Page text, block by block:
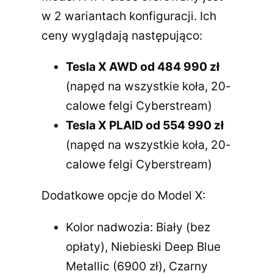
w 2 wariantach konfiguracji. Ich
ceny wyglądają następująco:
Tesla X AWD od 484 990 zł
(napęd na wszystkie koła, 20-
calowe felgi Cyberstream)
Tesla X PLAID od 554 990 zł
(napęd na wszystkie koła, 20-
calowe felgi Cyberstream)
Dodatkowe opcje do Model X:
Kolor nadwozia: Biały (bez
opłaty), Niebieski Deep Blue
Metallic (6900 zł), Czarny